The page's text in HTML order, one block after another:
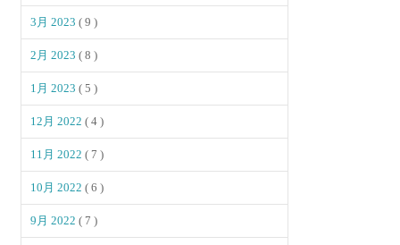
3月 2023( 9 )
2月 2023( 8 )
1月 2023( 5 )
12月 2022( 4 )
11月 2022( 7 )
10月 2022( 6 )
9月 2022( 7 )